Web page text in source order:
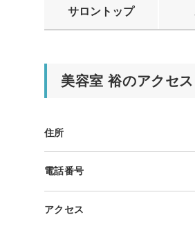
サロントップ
美容室 裕のアクセス
住所
電話番号
アクセス